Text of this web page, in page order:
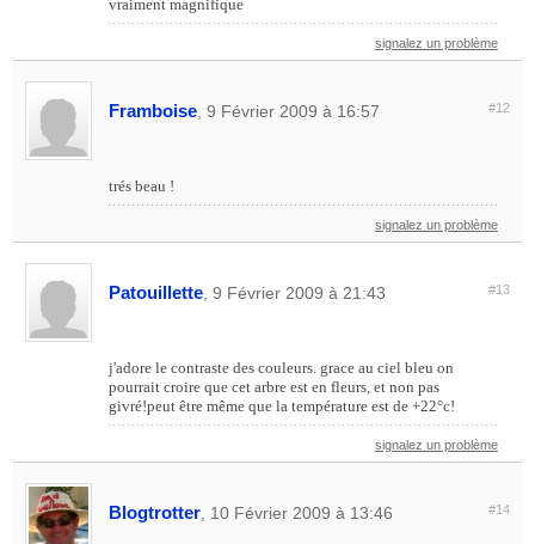
vraiment magnifique
signalez un problème
Framboise , 9 Février 2009 à 16:57 #12
trés beau !
signalez un problème
Patouillette , 9 Février 2009 à 21:43 #13
j'adore le contraste des couleurs. grace au ciel bleu on
pourrait croire que cet arbre est en fleurs, et non pas
givré!peut être même que la température est de +22°c!
signalez un problème
Blogtrotter , 10 Février 2009 à 13:46 #14